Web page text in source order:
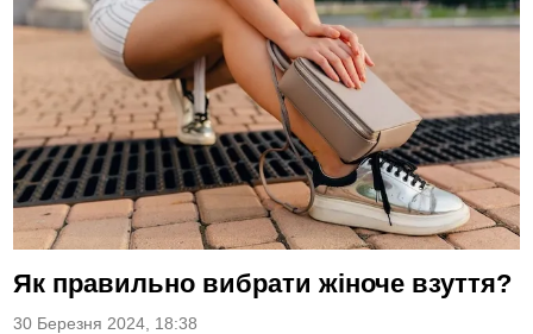
Як правильно вибрати жіноче взуття?
30 Березня 2024, 18:38